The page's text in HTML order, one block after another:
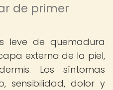
de primer
leve de quemadura
externa de la piel,
Los síntomas
sensibilidad, dolor y